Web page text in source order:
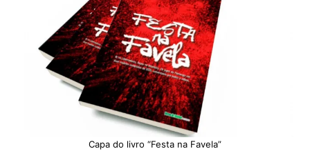
Capa do livro “Festa na Favela”